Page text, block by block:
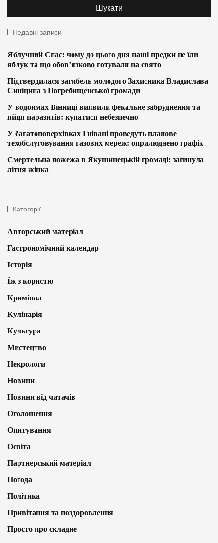
Недавні записи
Яблучний Спас: чому до цього дня наші предки не їли
яблук та що обов’язково готували на свято
Підтвердилася загибель молодого Захисника Владислава
Синіцина з Погребищенської громади
У водоймах Вінниці виявили фекальне забруднення та
яйця паразитів: купатися небезпечно
У багатоповерхівках Гнівані проведуть планове
техобслуговування газових мереж: оприлюднено графік
Смертельна пожежа в Якушинецькій громаді: загинула
літня жінка
Категорії
Авторський матеріал
Гастрономічний календар
Історія
Їж з користю
Кримінал
Кулінарія
Культура
Мистецтво
Некрологи
Новини
Новини від читачів
Оголошення
Опитування
Освіта
Партнерський матеріал
Погода
Політика
Привітання та поздоровлення
Просто про складне